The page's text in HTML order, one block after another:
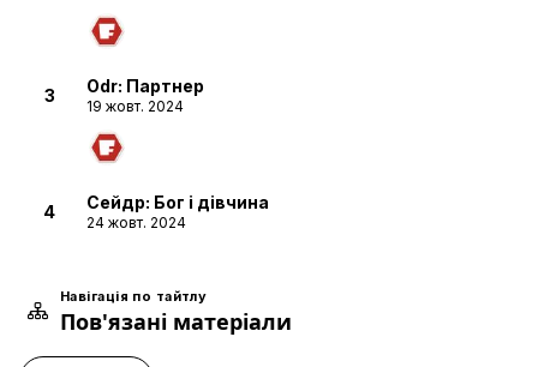
3 Odr: Партнер
19 жовт. 2024
4 Сейдр: Бог і дівчина
24 жовт. 2024
Freya Familia: Вторгнення
Навігація по тайтлу
Пов'язані матеріали